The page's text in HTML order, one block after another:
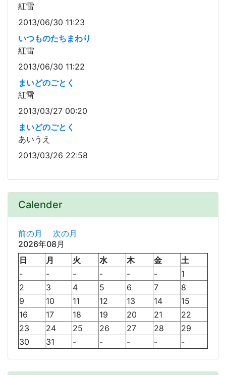
紅雷
2013/06/30 11:23
いつものたちまわり
紅雷
2013/06/30 11:22
まいどのごとく
紅雷
2013/03/27 00:20
まいどのごとく
あいうえ
2013/03/26 22:58
Calender
前の月
次の月
2026年08月
日
月 火 水 木 金
土
-
- - - - -
1
2
3 4 5 6 7
8
9
10 11 12 13 14
15
16
17 18 19 20 21
22
23
24 25 26 27 28
29
30
31 - - - - -